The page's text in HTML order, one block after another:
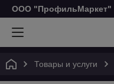
ООО "ПрофильМаркет"
Товары и услуги